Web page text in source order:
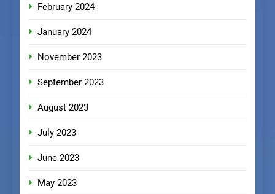
February 2024
January 2024
November 2023
September 2023
August 2023
July 2023
June 2023
May 2023